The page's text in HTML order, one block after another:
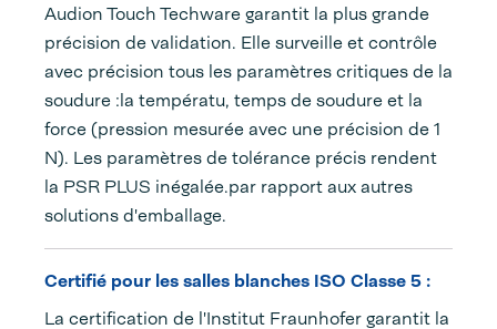
Audion Touch Techware garantit la plus grande
précision de validation. Elle surveille et contrôle
avec précision tous les paramètres critiques de la
soudure :la températu, temps de soudure et la
force (pression mesurée avec une précision de 1
N). Les paramètres de tolérance précis rendent
la PSR PLUS inégalée.par rapport aux autres
solutions d'emballage.
Certifié pour les salles blanches ISO Classe 5 :
La certification de l'Institut Fraunhofer garantit la